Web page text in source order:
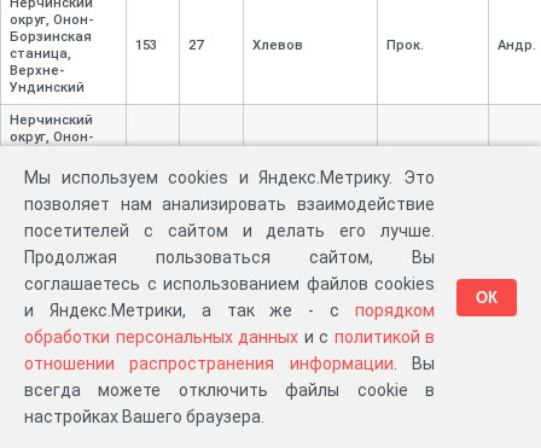
Нерчинский
округ, Онон-
Борзинская
станица,
Верхне-
Ундинский
153 27 Хлевов Прок. Андр.
Нерчинский
округ, Онон-
станица,
Верхне-
Ундинский
Нерчинский
округ, Онон-
Борзинская
станица,
Верхне-
Ундинский
155 15
(Третьяков)
Кирил Егор.
округ, Онон-
Борзинская
Верхне-
156 22 Балагуров Яков
Мы используем cookies и Яндекс.Метрику. Это
позволяет нам анализировать взаимодействие
посетителей с сайтом и делать его лучше.
Продолжая пользоваться сайтом, Вы
соглашаетесь с использованием файлов cookies
и Яндекс.Метрики, а так же - с порядком
обработки персональных данных и с политикой в
отношении распространения информации . Вы
всегда можете отключить файлы cookie в
настройках Вашего браузера.
ОК